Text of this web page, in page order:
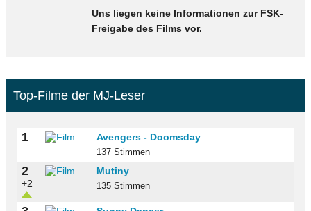
Uns liegen keine Informationen zur FSK-
Freigabe des Films vor.
Top-Filme der MJ-Leser
1 Avengers - Doomsday
137 Stimmen
2
+2
Mutiny
135 Stimmen